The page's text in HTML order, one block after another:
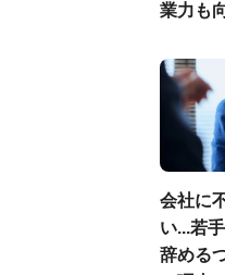
業力も
会社に
い...若
辞める